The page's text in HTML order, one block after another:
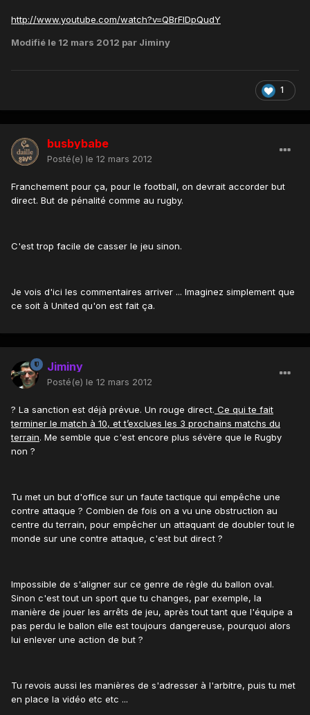
http://www.youtube.com/watch?v=QBrFlDpQudY
Modifié le 12 mars 2012 par Jiminy
1
busbybabe
Posté(e) le 12 mars 2012
Franchement pour ça, pour le football, on devrait accorder but
direct. But de pénalité comme au rugby.
C'est trop facile de casser le jeu sinon.
Je vois d'ici les commentaires arriver ... Imaginez simplement que
ce soit à United qu'on est fait ça.
Jiminy
Posté(e) le 12 mars 2012
? La sanction est déjà prévue. Un rouge direct. Ce qui te fait
terminer le match à 10, et t’exclues les 3 prochains matchs du
terrain. Me semble que c'est encore plus sévère que le Rugby
non ?
Tu met un but d'office sur un faute tactique qui empêche une
contre attaque ? Combien de fois on a vu une obstruction au
centre du terrain, pour empêcher un attaquant de doubler tout le
monde sur une contre attaque, c'est but direct ?
Impossible de s'aligner sur ce genre de règle du ballon oval.
Sinon c'est tout un sport que tu changes, par exemple, la
manière de jouer les arrêts de jeu, après tout tant que l'équipe a
pas perdu le ballon elle est toujours dangereuse, pourquoi alors
lui enlever une action de but ?
Tu revois aussi les manières de s'adresser à l'arbitre, puis tu met
en place la vidéo etc etc ...